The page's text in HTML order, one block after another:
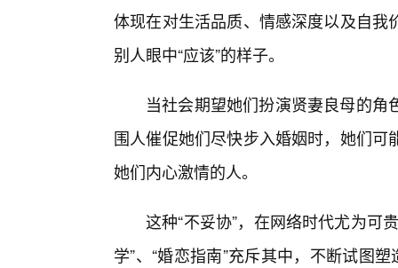
体现在对生活品质、情感深度以及自
别人眼中“应该”的样子。
当社会期望她们扮演贤妻良母的
围人催促她们尽快步入婚姻时，她们
她们内心激情的人。
这种“不妥协”，在网络时代尤为可
学”、“婚恋指南”充斥其中，不断试图